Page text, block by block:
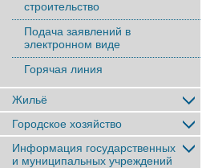
строительство
Подача заявлений в
электронном виде
Горячая линия
Жильё
Городское хозяйство
Информация государственных
и муниципальных учреждений